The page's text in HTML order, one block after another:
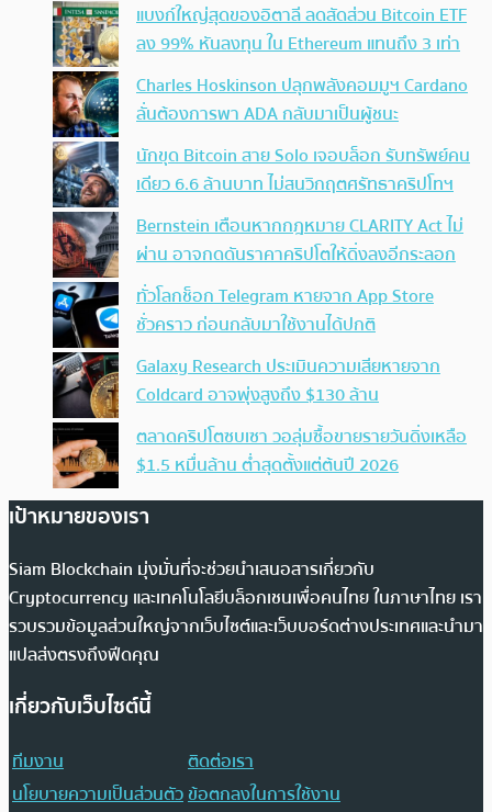
แบงก์ใหญ่สุดของอิตาลี ลดสัดส่วน Bitcoin ETF
ลง 99% หันลงทุน ใน Ethereum แทนถึง 3 เท่า
Charles Hoskinson ปลุกพลังคอมมูฯ Cardano
ลั่นต้องการพา ADA กลับมาเป็นผู้ชนะ
นักขุด Bitcoin สาย Solo เจอบล็อก รับทรัพย์คน
เดียว 6.6 ล้านบาท ไม่สนวิกฤตศรัทธาคริปโทฯ
Bernstein เตือนหากกฎหมาย CLARITY Act ไม่
ผ่าน อาจกดดันราคาคริปโตให้ดิ่งลงอีกระลอก
ทั่วโลกช็อก Telegram หายจาก App Store
ชั่วคราว ก่อนกลับมาใช้งานได้ปกติ
Galaxy Research ประเมินความเสียหายจาก
Coldcard อาจพุ่งสูงถึง $130 ล้าน
ตลาดคริปโตซบเซา วอลุ่มซื้อขายรายวันดิ่งเหลือ
$1.5 หมื่นล้าน ต่ำสุดตั้งแต่ต้นปี 2026
เป้าหมายของเรา
Siam Blockchain มุ่งมั่นที่จะช่วยนำเสนอสารเกี่ยวกับ
Cryptocurrency และเทคโนโลยีบล็อกเชนเพื่อคนไทย ในภาษาไทย เรา
รวบรวมข้อมูลส่วนใหญ่จากเว็บไซต์และเว็บบอร์ดต่างประเทศและนำมา
แปลส่งตรงถึงฟีดคุณ
เกี่ยวกับเว็บไซต์นี้
ทีมงาน
ติดต่อเรา
นโยบายความเป็นส่วนตัวข้อตกลงในการใช้งาน